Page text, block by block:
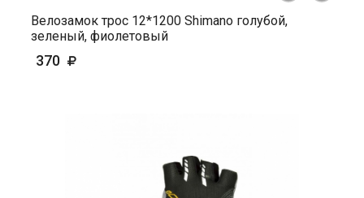
Велозамок трос 12*1200 Shimano голубой,
зеленый, фиолетовый
370